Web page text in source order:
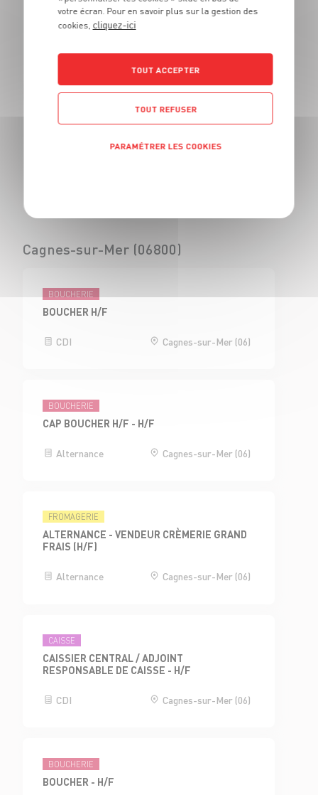
BOUCHER - H/F
(69)
BOUCHERIE
VENDEUR BOUCHERIE - H/F
Cagnes-sur-Mer (06800)
BOUCHERIE
BOUCHER H/F
CDI Cagnes-sur-Mer (06)
BOUCHERIE
CAP BOUCHER H/F - H/F
Alternance Cagnes-sur-Mer (06)
FROMAGERIE
ALTERNANCE - VENDEUR CRÈMERIE GRAND
FRAIS (H/F)
Alternance Cagnes-sur-Mer (06)
CAISSE
CAISSIER CENTRAL / ADJOINT
RESPONSABLE DE CAISSE - H/F
CDI Cagnes-sur-Mer (06)
BOUCHERIE
BOUCHER - H/F
votre écran. Pour en savoir plus sur la gestion des
cookies, cliquez-ici
TOUT ACCEPTER
TOUT REFUSER
PARAMÉTRER LES COOKIES